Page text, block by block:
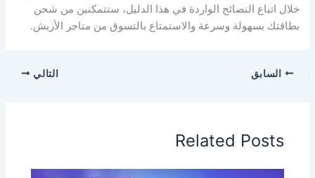
خلال اتباع النصائح الواردة في هذا الدليل، ستتمكنين من شحن
بطاقتك بسهولة وسرعة والاستمتاع بالتسوق من متاجر الأربش.
السابق التالي
Related Posts